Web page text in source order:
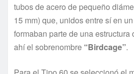
tubos de acero de pequeño
15 mm) que, unidos entre sí en
formaban parte de una
ahí el sobrenombre “Birdcage”.